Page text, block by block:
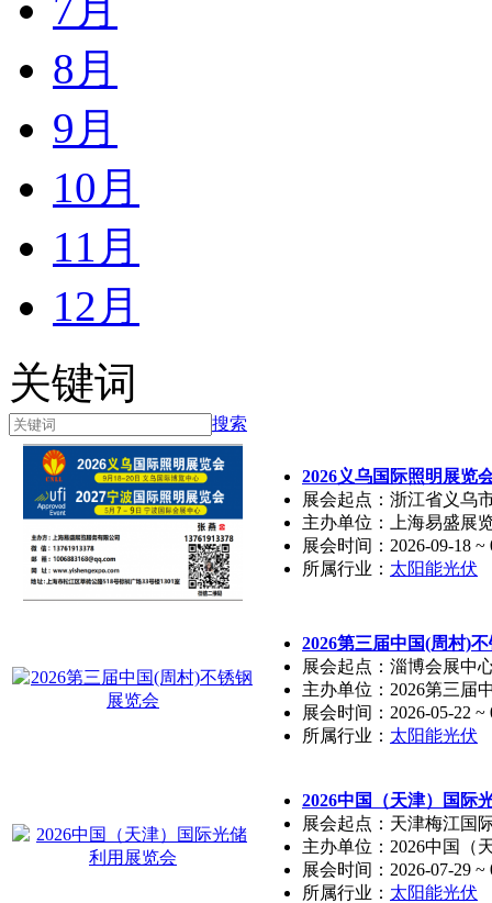
8月
9月
10月
11月
12月
关键词
搜索
2026义乌国际照明展览
展会起点：浙江省义乌
主办单位：上海易盛展
展会时间：2026-09-18 ~
所属行业： 太阳能光伏
2026第三届中国(周村)
展会起点：淄博会展中
主办单位：2026第三届
展会时间：2026-05-22 ~
所属行业： 太阳能光伏
2026中国（天津）国际
展会起点：天津梅江国
主办单位：2026中国（
展会时间：2026-07-29 ~
所属行业： 太阳能光伏